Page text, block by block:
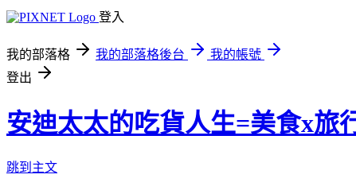
登入
我的部落格 我的部落格後台
我的帳號
登出
安迪太太的吃貨人生=美食x旅
跳到主文